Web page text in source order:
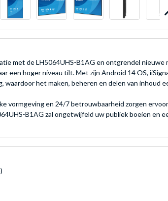
met de LH5064UHS-B1AG en ontgrendel
een hoger niveau tilt. Met zijn Android 14 OS,
waardoor het maken, beheren en delen van inhoud
vormgeving en 24/7 betrouwbaarheid zorgen
B1AG zal ongetwijfeld uw publiek boeien en